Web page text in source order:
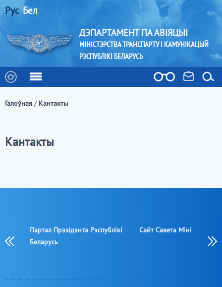
Рус Бел
ДЭПАРТАМЕНТ ПА АВІЯЦЫІ
МІНІСТЭРСТВА ТРАНСПАРТУ І КАМУНІКАЦЫЙ
РЭСПУБЛІКІ БЕЛАРУСЬ
Галоўная / Кантакты
Кантакты
Партал Прэзідэнта Рэспублікі
Беларусь
Сайт Савета Міністраў РБ